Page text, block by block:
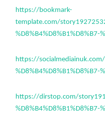
https://bookmark-
template.com/
%D8%B4%D8%B1%D8%B7-
https://socialmediainuk.com/
%D8%B4%D8%B1%D8%B7-
https://dirstop.com/
%D8%B4%D8%B1%D8%B7-